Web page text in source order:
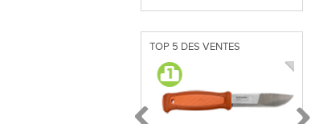
TOP 5 DES VENTES